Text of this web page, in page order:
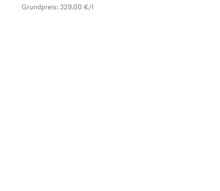
Grundpreis: 329,00 €/l